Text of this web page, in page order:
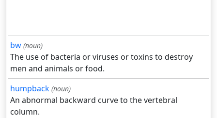
bw (noun)
The use of bacteria or viruses or toxins to destroy
men and animals or food.
humpback (noun)
An abnormal backward curve to the vertebral
column.